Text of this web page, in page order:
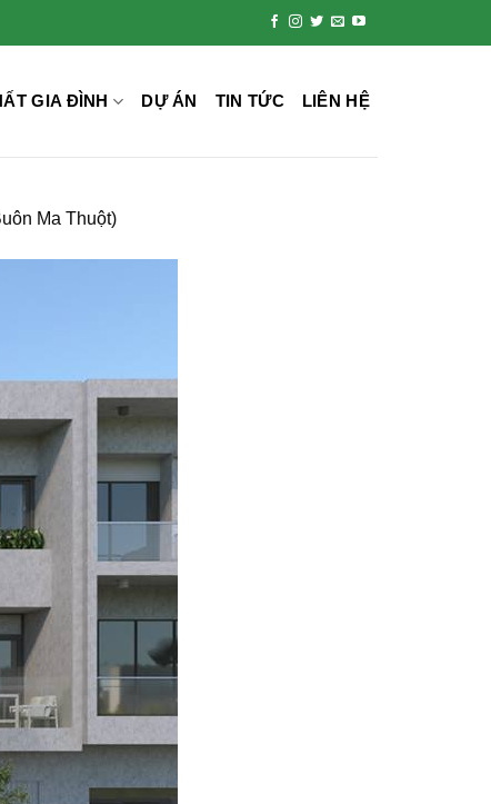
GIA ĐÌNH DỰ ÁN TIN TỨC LIÊN HỆ
Ma Thuột)